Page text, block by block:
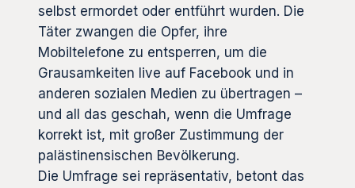
selbst ermordet oder entführt wurden. Die
Täter zwangen die Opfer, ihre
Mobiltelefone zu entsperren, um die
Grausamkeiten live auf Facebook und in
anderen sozialen Medien zu übertragen –
und all das geschah, wenn die Umfrage
korrekt ist, mit großer Zustimmung der
palästinensischen Bevölkerung.
Die Umfrage sei repräsentativ, betont das